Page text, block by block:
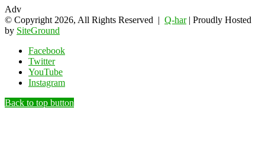
Adv
© Copyright 2026, All Rights Reserved | Q-har| Proudly Hosted
by SiteGround
Facebook
Twitter
YouTube
Instagram
Back to top button